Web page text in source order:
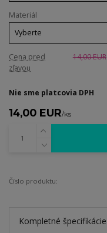
Materiál
Cena pred
zľavou
14,00 EUR
Nie sme platcovia DPH
14,00 EUR/ks
Číslo produktu:
Kompletné špecifikácie